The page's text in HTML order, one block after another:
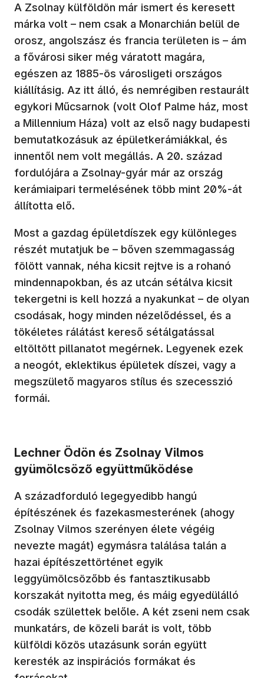
A Zsolnay külföldön már ismert és keresett
márka volt – nem csak a Monarchián belül de
orosz, angolszász és francia területen is – ám
a fővárosi siker még váratott magára,
egészen az 1885-ös városligeti országos
kiállításig. Az itt álló, és nemrégiben restaurált
egykori Műcsarnok (volt Olof Palme ház, most
a Millennium Háza) volt az első nagy budapesti
bemutatkozásuk az épületkerámiákkal, és
innentől nem volt megállás. A 20. század
fordulójára a Zsolnay-gyár már az ország
kerámiaipari termelésének több mint 20%-át
állította elő.
Most a gazdag épületdíszek egy különleges
részét mutatjuk be – bőven szemmagasság
fölött vannak, néha kicsit rejtve is a rohanó
mindennapokban, és az utcán sétálva kicsit
tekergetni is kell hozzá a nyakunkat – de olyan
csodásak, hogy minden nézelődéssel, és a
tökéletes rálátást kereső sétálgatással
eltöltött pillanatot megérnek. Legyenek ezek
a neogót, eklektikus épületek díszei, vagy a
megszülető magyaros stílus és szecesszió
formái.
Lechner Ödön és Zsolnay Vilmos
gyümölcsöző együttműködése
A századforduló legegyedibb hangú
építészének és fazekasmesterének (ahogy
Zsolnay Vilmos szerényen élete végéig
nevezte magát) egymásra találása talán a
hazai építészettörténet egyik
leggyümölcsözőbb és fantasztikusabb
korszakát nyitotta meg, és máig egyedülálló
csodák születtek belőle. A két zseni nem csak
munkatárs, de közeli barát is volt, több
külföldi közös utazásunk során együtt
keresték az inspirációs formákat és